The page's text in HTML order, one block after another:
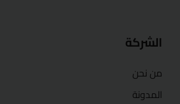
الشركة
من نحن
المدونة